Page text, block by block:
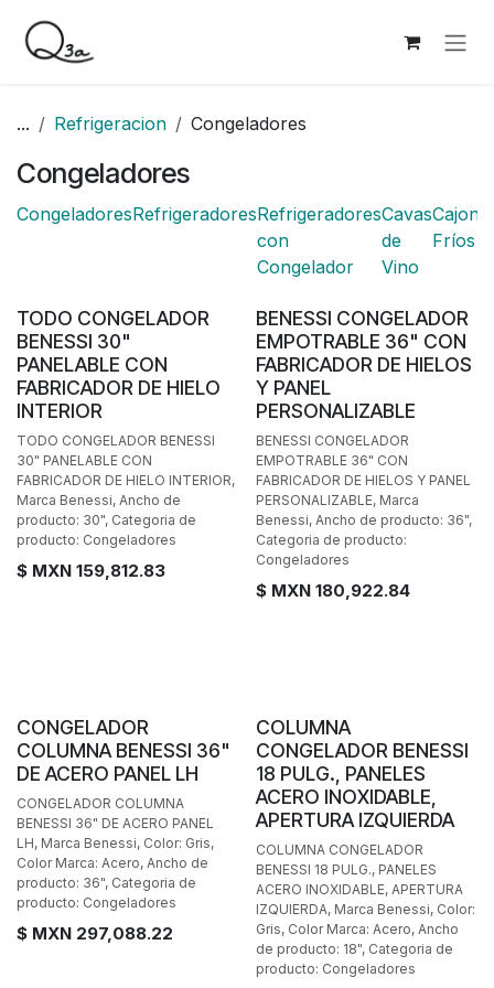
... Refrigeracion Congeladores
Congeladores
CongeladoresRefrigeradoresRefrigeradores
con
Congelador
Cavas
de
Vino
Fríos
BAJO PEDIDO
TODO CONGELADOR
BENESSI 30"
PANELABLE CON
FABRICADOR DE HIELO
INTERIOR
TODO CONGELADOR BENESSI
30" PANELABLE CON
FABRICADOR DE HIELO INTERIOR,
Marca Benessi, Ancho de
producto: 30", Categoria de
producto: Congeladores
$ MXN 159,812.83
BAJO PEDIDO
BENESSI CONGELADOR
EMPOTRABLE 36" CON
FABRICADOR DE HIELOS
Y PANEL
PERSONALIZABLE
BENESSI CONGELADOR
EMPOTRABLE 36" CON
FABRICADOR DE HIELOS Y PANEL
PERSONALIZABLE, Marca
Benessi, Ancho de producto: 36",
Categoria de producto:
Congeladores
$ MXN 180,922.84
BAJO PEDIDO
CONGELADOR
COLUMNA BENESSI 36"
DE ACERO PANEL LH
CONGELADOR COLUMNA
BENESSI 36" DE ACERO PANEL
LH, Marca Benessi, Color: Gris,
Color Marca: Acero, Ancho de
producto: 36", Categoria de
producto: Congeladores
$ MXN 297,088.22
BAJO PEDIDO
COLUMNA
CONGELADOR BENESSI
18 PULG., PANELES
ACERO INOXIDABLE,
APERTURA IZQUIERDA
COLUMNA CONGELADOR
BENESSI 18 PULG., PANELES
ACERO INOXIDABLE, APERTURA
IZQUIERDA, Marca Benessi, Color:
Gris, Color Marca: Acero, Ancho
de producto: 18", Categoria de
producto: Congeladores